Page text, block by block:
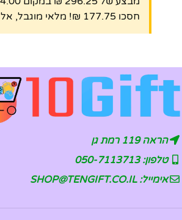
חסכו 177.75 ₪! מלאי מוגבל, אל תפספסו!
הראה 119 רמת גן
טלפון: 050-7113713
אימייל: SHOP@TENGIFT.CO.IL